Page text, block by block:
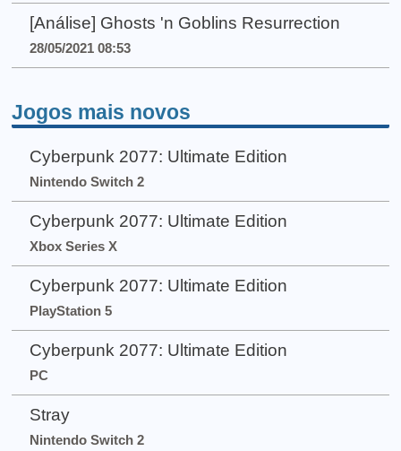
[Análise] Ghosts 'n Goblins Resurrection
28/05/2021 08:53
Jogos mais novos
Cyberpunk 2077: Ultimate Edition
Nintendo Switch 2
Cyberpunk 2077: Ultimate Edition
Xbox Series X
Cyberpunk 2077: Ultimate Edition
PlayStation 5
Cyberpunk 2077: Ultimate Edition
PC
Stray
Nintendo Switch 2